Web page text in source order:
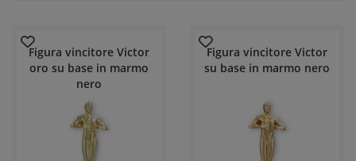
Figura vincitore Victor
oro su base in marmo
nero
Figura vincitore Victor
su base in marmo nero